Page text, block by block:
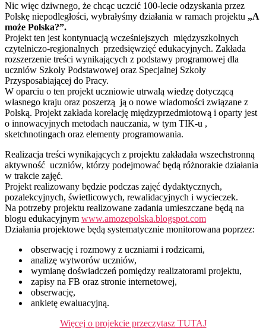
Nic więc dziwnego, że chcąc uczcić 100-lecie odzyskania przez
Polskę niepodległości, wybrałyśmy działania w ramach projektu „A
może Polska?”.
Projekt ten jest kontynuacją wcześniejszych międzyszkolnych
czytelniczo-regionalnych przedsięwzięć edukacyjnych. Zakłada
rozszerzenie treści wynikających z podstawy programowej dla
uczniów Szkoły Podstawowej oraz Specjalnej Szkoły
Przysposabiającej do Pracy.
W oparciu o ten projekt uczniowie utrwalą wiedzę dotyczącą
własnego kraju oraz poszerzą ją o nowe wiadomości związane z
Polską. Projekt zakłada korelację międzyprzedmiotową i oparty jest
o innowacyjnych metodach nauczania, w tym TIK-u ,
sketchnotingach oraz elementy programowania.
Realizacja treści wynikających z projektu zakładała wszechstronną
aktywność uczniów, którzy podejmować będą różnorakie działania
w trakcie zajęć.
Projekt realizowany będzie podczas zajęć dydaktycznych,
pozalekcyjnych, świetlicowych, rewalidacyjnych i wycieczek.
Na potrzeby projektu realizowane zadania umieszczane będą na
blogu edukacyjnym www.amozepolska.blogspot.com
Działania projektowe będą systematycznie monitorowana poprzez:
obserwację i rozmowy z uczniami i rodzicami,
analizę wytworów uczniów,
wymianę doświadczeń pomiędzy realizatorami projektu,
zapisy na FB oraz stronie internetowej,
obserwację,
ankietę ewaluacyjną.
Więcej o projekcie przeczytasz TUTAJ